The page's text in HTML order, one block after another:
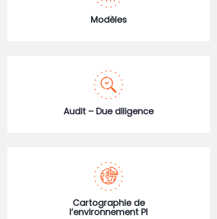
Modèles
Audit – Due diligence
Cartographie de
l’environnement PI